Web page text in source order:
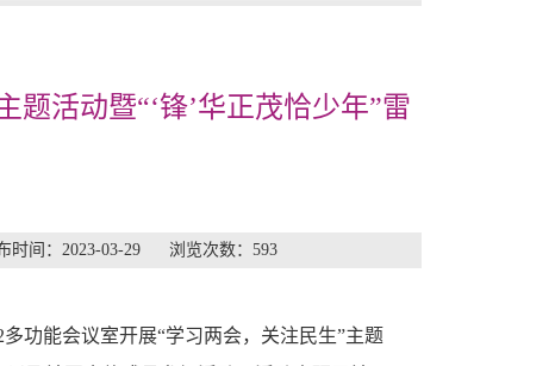
题活动暨“‘锋’华正茂恰少年”雷
间：2023-03-29 浏览次数： 593
功能会议室开展“学习两会，关注民生”主题